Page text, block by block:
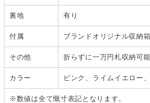
裏地 有り
付属 ブランドオリジナル収納箱
その他 折らずに一万円札収納可能
カラー ピンク、ライムイエロー
※数値は全て慨寸表記となります。